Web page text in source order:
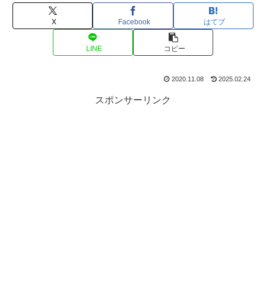
X Facebook はてブ
LINE コピー
2020.11.08 2025.02.24
スポンサーリンク